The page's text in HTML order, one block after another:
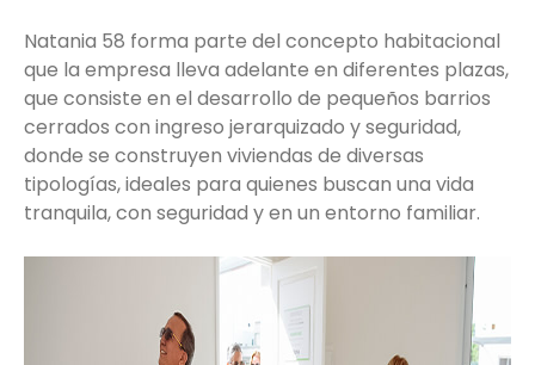
Natania 58 forma parte del concepto habitacional
que la empresa lleva adelante en diferentes plazas,
que consiste en el desarrollo de pequeños barrios
cerrados con ingreso jerarquizado y seguridad,
donde se construyen viviendas de diversas
tipologías, ideales para quienes buscan una vida
tranquila, con seguridad y en un entorno familiar.